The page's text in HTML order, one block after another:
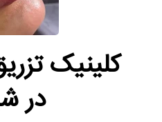
کلینیک
در